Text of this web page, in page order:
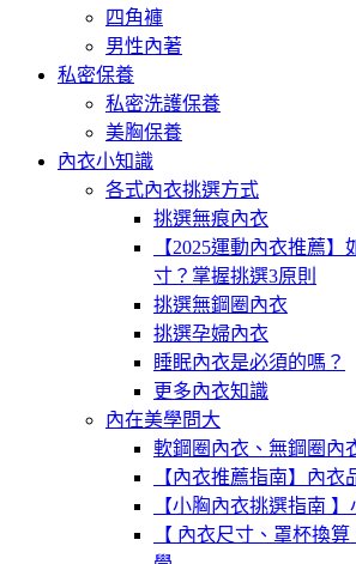
四角褲
男性內著
私密保養
私密洗護保養
美胸保養
內衣小知識
各式內衣挑選方式
挑選無痕內衣
【2025運動內衣推薦
寸？掌握挑選3原則
挑選無鋼圈內衣
挑選孕婦內衣
睡眠內衣是必須的嗎？
更多內衣知識
內在美學問大
軟鋼圈內衣、無鋼圈內
【內衣推薦指南】內衣
【小胸內衣挑選指南
【 內衣尺寸、罩杯換